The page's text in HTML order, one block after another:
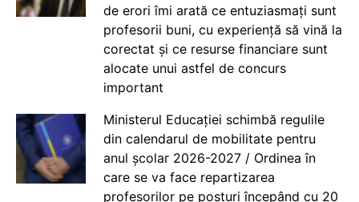
de erori îmi arată ce entuziasmați sunt
profesorii buni, cu experiență să vină la
corectat și ce resurse financiare sunt
alocate unui astfel de concurs
important
Ministerul Educației schimbă regulile
din calendarul de mobilitate pentru
anul școlar 2026-2027 / Ordinea în
care se va face repartizarea
profesorilor pe posturi începând cu 20